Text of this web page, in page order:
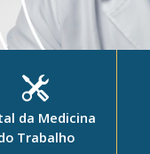
da Medicina
Trabalho